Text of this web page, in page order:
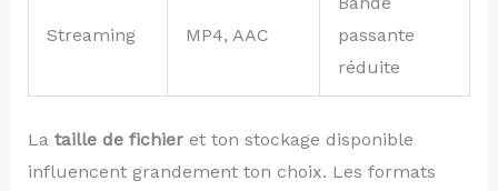
Streaming MP4, AAC
passante
réduite
La taille de fichieret ton stockage disponible
influencent grandement ton choix. Les formats